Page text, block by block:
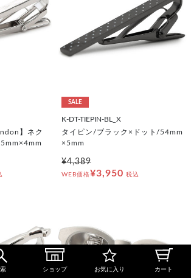
】ネク
SALE
K-DT-TIEPIN-BL_X
タイピン/ブラック×ドット/54mm
×5mm
¥4,389
WEB価格¥3,950 税込
ショップ お気に入り カート